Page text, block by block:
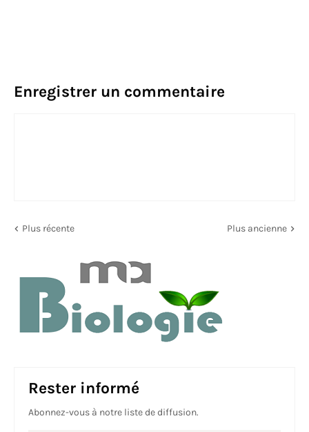
Enregistrer un commentaire
Plus récente Plus ancienne
Rester informé
Abonnez-vous à notre liste de diffusion.